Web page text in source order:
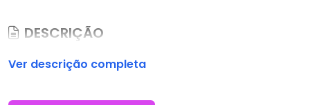
DESCRIÇÃO
Ver descrição completa